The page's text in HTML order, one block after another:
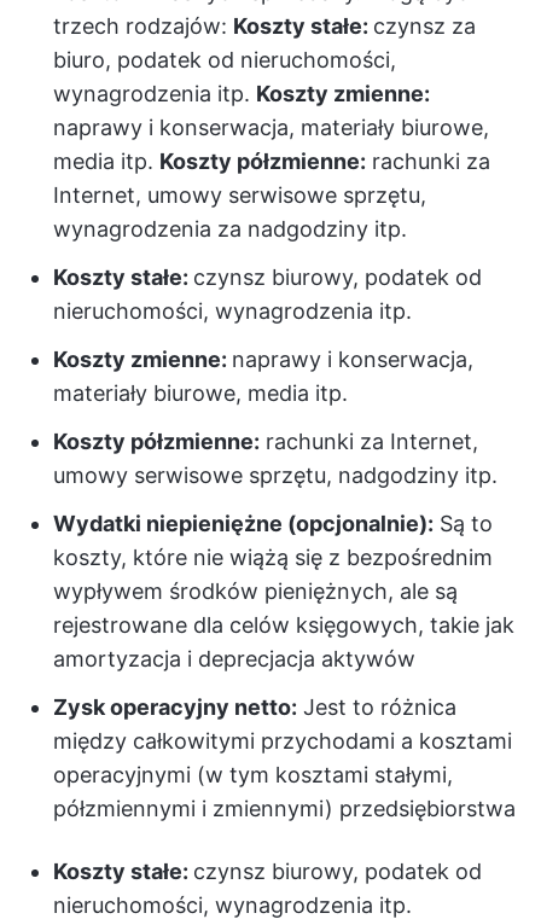
trzech rodzajów: Koszty stałe: czynsz za
biuro, podatek od nieruchomości,
wynagrodzenia itp. Koszty zmienne:
naprawy i konserwacja, materiały biurowe,
media itp. Koszty półzmienne: rachunki za
Internet, umowy serwisowe sprzętu,
wynagrodzenia za nadgodziny itp.
Koszty stałe: czynsz biurowy, podatek od
nieruchomości, wynagrodzenia itp.
Koszty zmienne: naprawy i konserwacja,
materiały biurowe, media itp.
Koszty półzmienne: rachunki za Internet,
umowy serwisowe sprzętu, nadgodziny itp.
Wydatki niepieniężne (opcjonalnie): Są to
koszty, które nie wiążą się z bezpośrednim
wypływem środków pieniężnych, ale są
rejestrowane dla celów księgowych, takie jak
amortyzacja i deprecjacja aktywów
Zysk operacyjny netto: Jest to różnica
między całkowitymi przychodami a kosztami
operacyjnymi (w tym kosztami stałymi,
półzmiennymi i zmiennymi) przedsiębiorstwa
Koszty stałe: czynsz biurowy, podatek od
nieruchomości, wynagrodzenia itp.